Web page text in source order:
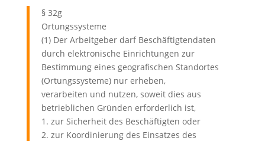
§ 32g
Ortungssysteme
(1) Der Arbeitgeber darf Beschäftigtendaten
durch elektronische Einrichtungen zur
Bestimmung eines geografischen Standortes
(Ortungssysteme) nur erheben,
verarbeiten und nutzen, soweit dies aus
betrieblichen Gründen erforderlich ist,
1. zur Sicherheit des Beschäftigten oder
2. zur Koordinierung des Einsatzes des